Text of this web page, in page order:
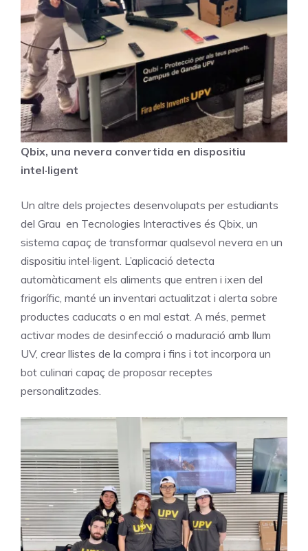
Qbix, una nevera convertida en dispositiu
intel·ligent
Un altre dels projectes desenvolupats per estudiants
del Grau en Tecnologies Interactives és Qbix, un
sistema capaç de transformar qualsevol nevera en un
dispositiu intel·ligent. L’aplicació detecta
automàticament els aliments que entren i ixen del
frigorífic, manté un inventari actualitzat i alerta sobre
productes caducats o en mal estat. A més, permet
activar modes de desinfecció o maduració amb llum
UV, crear llistes de la compra i fins i tot incorpora un
bot culinari capaç de proposar receptes
personalitzades.